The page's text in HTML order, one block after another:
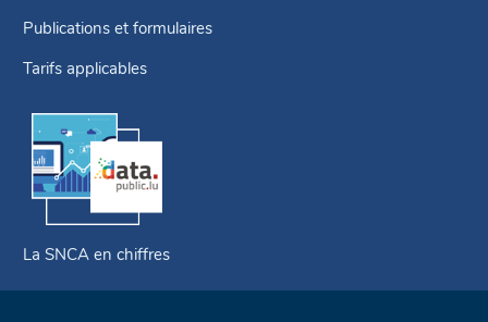
Publications et formulaires
Tarifs applicables
La SNCA en chiffres